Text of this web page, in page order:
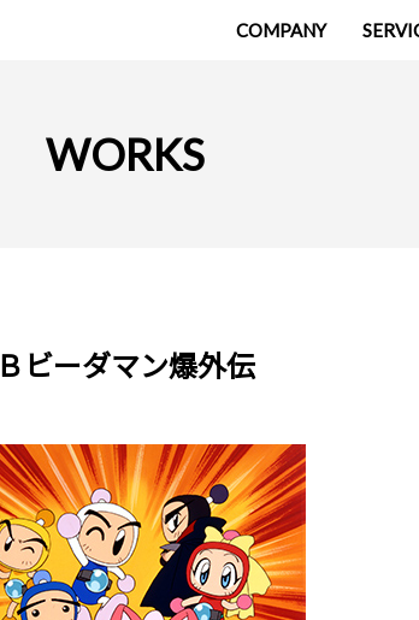
COMPANY
WORKS
Ｂビーダマン爆外伝